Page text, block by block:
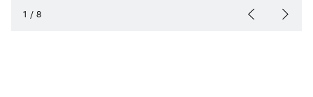
1 / 8